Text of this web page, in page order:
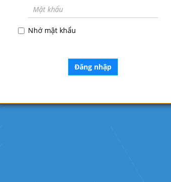
Nhớ mật khẩu
Đăng nhập